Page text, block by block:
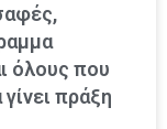
όλους που
πράξη